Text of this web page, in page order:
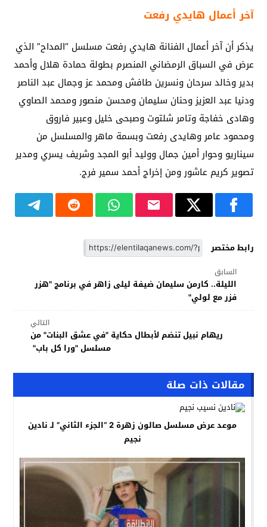
آخر أعمال هايدي رفعت
يذكر أن آخر أعمال الفنانة هايدي رفعت مسلسل “المداح” الذي
عرض في السباق الرمضاني المنصرم بطولة حمادة هلال وأحمد
بدير وخالد سرحان ونسرين طافش ومحمد عز وجمال عبد الناصر
ودنيا عبد العزيز وحنان سليمان ومحسن منصور ومحمد الصاوي
وهادى خفاجة وتامر شلتوت وصبحى خليل وعبير فاروق
ومحمود عامر وهايدى رفعت وبسمة ماهر والمسلسل من
سيناريو وحوار أمين جمال ووليد أبو المجد وشريف يسري ومدير
تصوير كريم عاشور ومن إخراج أحمد سمير فرج.
رابط مختصر
السابق
الليلة.. كارمن سليمان ضيفة ليلى زاهر في برنامج "هزر
فزر مع لولي"
التالي
ريهام نبيل تنضم لأبطال حكاية "في عشق البنات" من
مسلسل "ورا كل باب"
مقالات ذات صلة
موعد عرض مسلسل صالون زهرة 2 “الجزء الثاني” لـ نادين
نجيم